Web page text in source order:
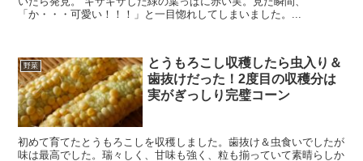
「か・・・可愛い！！！」と一目惚れしてしまいました。...
野菜
とうもろこし収穫したら虫入り＆
歯抜けだった！2度目の収穫分は
実がぎっしり完璧コーン
初めて育てたとうもろこしを収穫しました。歯抜け＆虫食いでしたが
味は最高でした。瑞々しく、甘味も強く、粒も揃っていて素晴らしか